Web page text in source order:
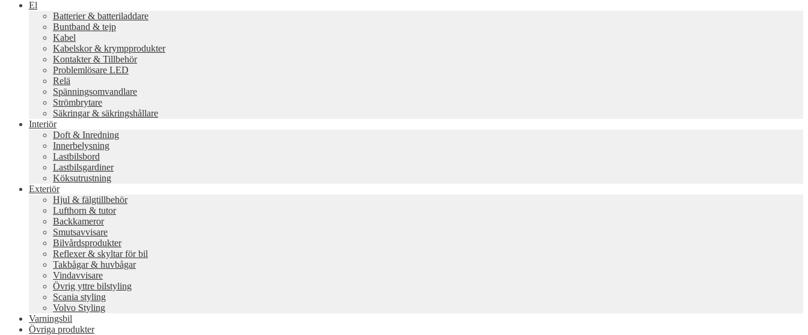
El
Batterier & batteriladdare
Buntband & tejp
Kabel
Kabelskor & krympprodukter
Kontakter & Tillbehör
Problemlösare LED
Relä
Spänningsomvandlare
Strömbrytare
Säkringar & säkringshållare
Interiör
Doft & Inredning
Innerbelysning
Lastbilsbord
Lastbilsgardiner
Köksutrustning
Exteriör
Hjul & fälgtillbehör
Lufthorn & tutor
Backkameror
Smutsavvisare
Bilvårdsprodukter
Reflexer & skyltar för bil
Takbågar & huvbågar
Vindavvisare
Övrig yttre bilstyling
Scania styling
Volvo Styling
Varningsbil
Övriga produkter